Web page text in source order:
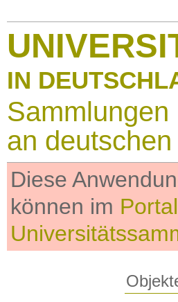
IN
an
Diese
können im